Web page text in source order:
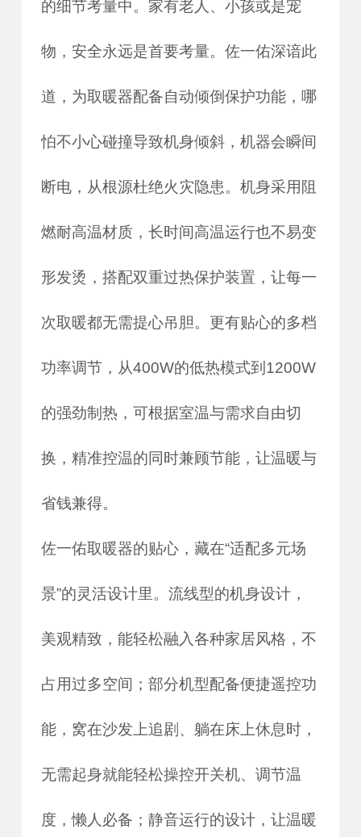
的细节考量中。家有老人、小孩或是宠
物，安全永远是首要考量。佐一佑深谙此
道，为取暖器配备自动倾倒保护功能，哪
怕不小心碰撞导致机身倾斜，机器会瞬间
断电，从根源杜绝火灾隐患。机身采用阻
燃耐高温材质，长时间高温运行也不易变
形发烫，搭配双重过热保护装置，让每一
次取暖都无需提心吊胆。更有贴心的多档
功率调节，从400W的低热模式到1200W
的强劲制热，可根据室温与需求自由切
换，精准控温的同时兼顾节能，让温暖与
省钱兼得。
佐一佑取暖器的贴心，藏在“适配多元场
景”的灵活设计里。流线型的机身设计，
美观精致，能轻松融入各种家居风格，不
占用过多空间；部分机型配备便捷遥控功
能，窝在沙发上追剧、躺在床上休息时，
无需起身就能轻松操控开关机、调节温
度，懒人必备；静音运行的设计，让温暖